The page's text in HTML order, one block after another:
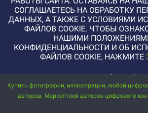
Политика
конфиденциальности
Услуга
и вопросы
+7 (977) 329-12-08
info@uvaleronchika.ru
Купить фотографии, иллюстрации, любой
авторов. Маркетплей авторов цифрового
СОГЛАШАЕТЕСЬ НА ОБРАБОТКУ
ДАННЫХ, А ТАКЖЕ С УСЛОВИЯМИ
ФАЙЛОВ COOKIE. ЧТОБЫ
НАШИМИ
КОНФИДЕНЦИАЛЬНОСТИ И ОБ
ФАЙЛОВ COOKIE, НАЖМИТЕ